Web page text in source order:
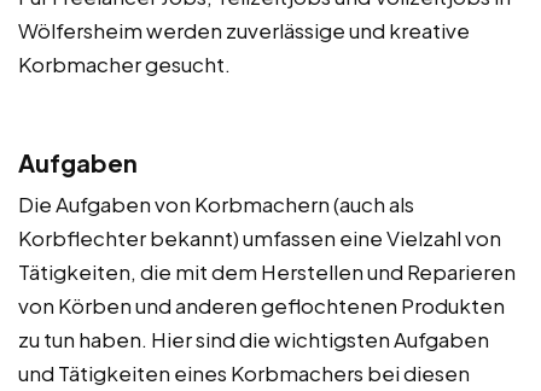
Wölfersheim werden zuverlässige und kreative
Korbmacher gesucht.
Aufgaben
Die Aufgaben von Korbmachern (auch als
Korbflechter bekannt) umfassen eine Vielzahl von
Tätigkeiten, die mit dem Herstellen und Reparieren
von Körben und anderen geflochtenen Produkten
zu tun haben. Hier sind die wichtigsten Aufgaben
und Tätigkeiten eines Korbmachers bei diesen